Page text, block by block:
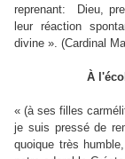
reprenant: Dieu,
leur réaction
divine ». (Cardinal
À
« (à ses filles
je suis pressé de
quoique très